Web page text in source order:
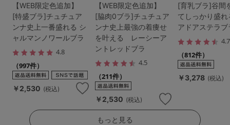
【WEB限定色追加】
[特盛ブラ]チュチュア
ンナ史上一番盛れる シ
ャルマンノワールブラ
4.8
（997件）
￥2,530 (税込)
【WEB限定色追加】
[脇肉0ブラ]チュチュア
ンナ史上最強の着痩せ
を叶える レーシーア
ントレッドブラ
4.5
（211件）
￥2,530 (税込)
[育乳ブラ]谷間
てしっかり盛
アドアステラブ
4.7
（812件）
￥3,278 (税込)
もっと見る